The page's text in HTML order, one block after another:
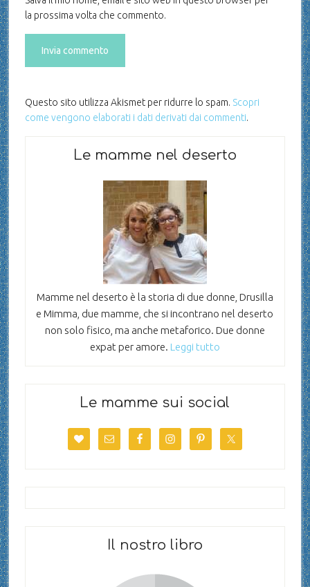
la prossima volta che commento.
Questo sito utilizza Akismet per ridurre lo spam. Scopri
come vengono elaborati i dati derivati dai commenti.
Le mamme nel deserto
Mamme nel deserto è la storia di due donne, Drusilla
e Mimma, due mamme, che si incontrano nel deserto
non solo fisico, ma anche metaforico. Due donne
expat per amore. Leggi tutto
Le mamme sui social
Il nostro libro